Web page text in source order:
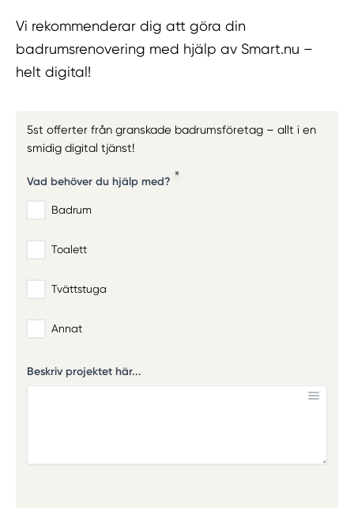
Vi rekommenderar dig att göra din
badrumsrenovering med hjälp av Smart.nu –
helt digital!
5st offerter från granskade badrumsföretag – allt i en
smidig digital tjänst!
Vad behöver du hjälp med?
Badrum
Toalett
Tvättstuga
Annat
Beskriv projektet här...